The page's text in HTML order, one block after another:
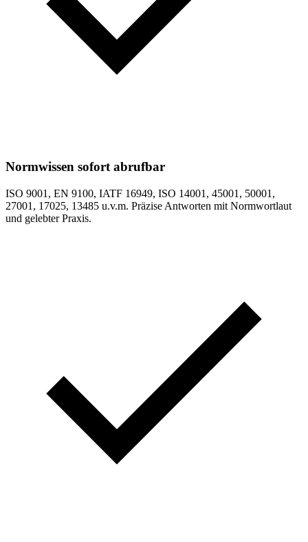
Normwissen sofort abrufbar
ISO 9001, EN 9100, IATF 16949, ISO 14001, 45001, 50001,
27001, 17025, 13485 u.v.m. Präzise Antworten mit Normwortlaut
und gelebter Praxis.